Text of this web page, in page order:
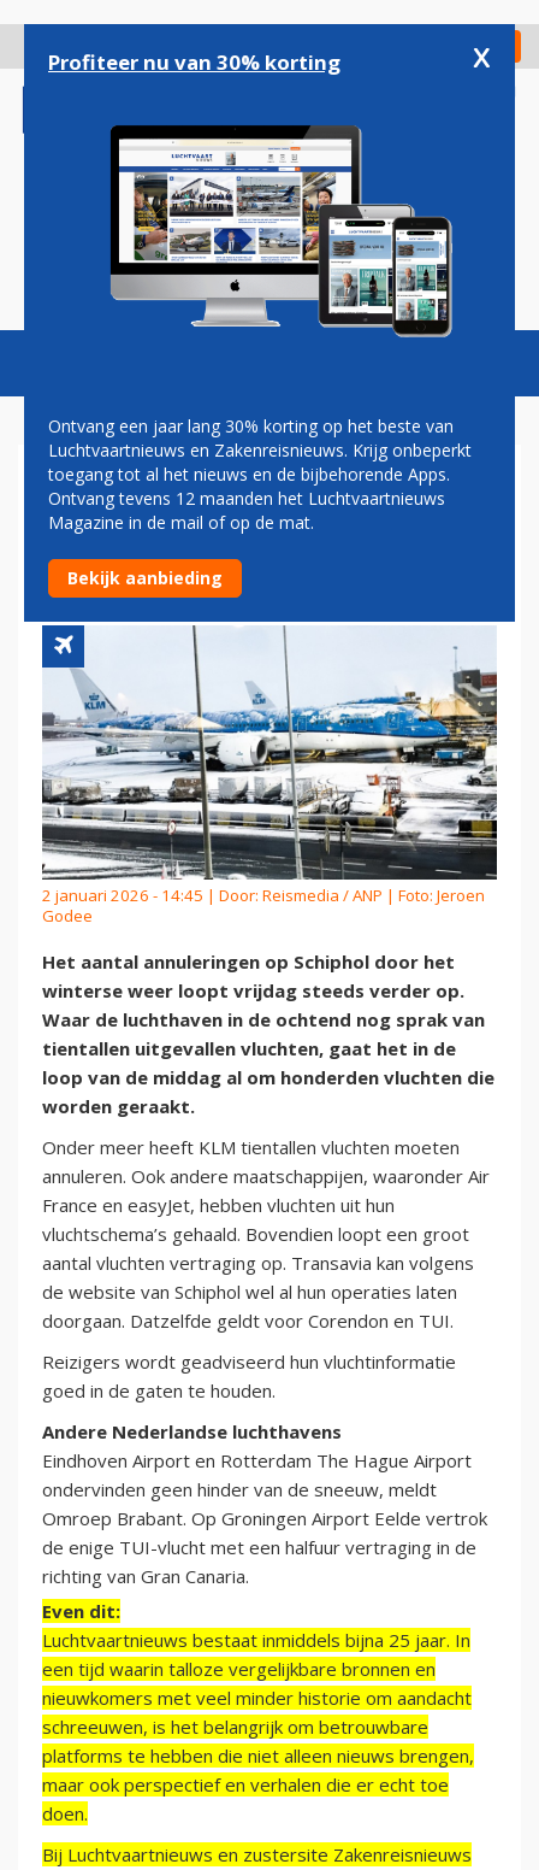
gaan
Check in
Magazine Podcasts Vacatures
AANTAL ANNULERINGEN OP
SCHIPHOL LOOPT OP DOOR
WINTERS WEER
2 januari 2026 - 14:45 | Door: Reismedia / ANP | Foto: Jeroen
Godee
Het aantal annuleringen op Schiphol door het
winterse weer loopt vrijdag steeds verder op.
Waar de luchthaven in de ochtend nog sprak van
tientallen uitgevallen vluchten, gaat het in de
loop van de middag al om honderden vluchten die
worden geraakt.
Onder meer heeft KLM tientallen vluchten moeten
annuleren. Ook andere maatschappijen, waaronder Air
France en easyJet, hebben vluchten uit hun
vluchtschema’s gehaald. Bovendien loopt een groot
aantal vluchten vertraging op. Transavia kan volgens
de website van Schiphol wel al hun operaties laten
doorgaan. Datzelfde geldt voor Corendon en TUI.
Reizigers wordt geadviseerd hun vluchtinformatie
goed in de gaten te houden.
Andere Nederlandse luchthavens
Eindhoven Airport en Rotterdam The Hague Airport
ondervinden geen hinder van de sneeuw, meldt
Omroep Brabant. Op Groningen Airport Eelde vertrok
de enige TUI-vlucht met een halfuur vertraging in de
richting van Gran Canaria.
Even dit:
Luchtvaartnieuws bestaat inmiddels bijna 25 jaar. In
een tijd waarin talloze vergelijkbare bronnen en
nieuwkomers met veel minder historie om aandacht
schreeuwen, is het belangrijk om betrouwbare
platforms te hebben die niet alleen nieuws brengen,
maar ook perspectief en verhalen die er echt toe
doen.
Bij Luchtvaartnieuws en zustersite Zakenreisnieuws
Profiteer nu van 30% korting x
Ontvang een jaar lang 30% korting op het beste van
Luchtvaartnieuws en Zakenreisnieuws. Krijg onbeperkt
toegang tot al het nieuws en de bijbehorende Apps.
Ontvang tevens 12 maanden het Luchtvaartnieuws
Magazine in de mail of op de mat.
Bekijk aanbieding